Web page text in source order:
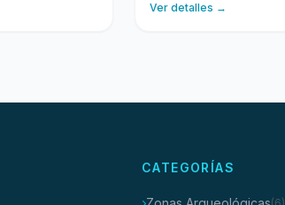
Ver detalles →
CATEGORÍAS